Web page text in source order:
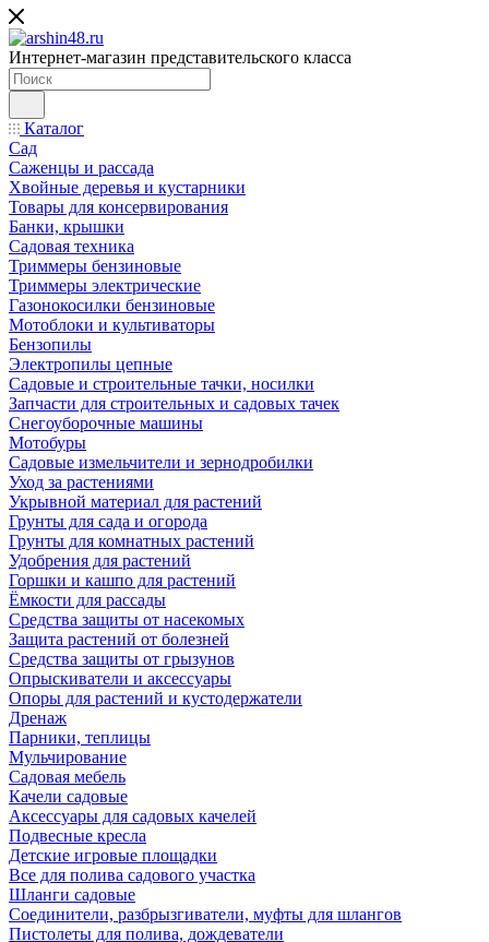
Интернет-магазин представительского класса
Каталог
Сад
Саженцы и рассада
Хвойные деревья и кустарники
Товары для консервирования
Банки, крышки
Садовая техника
Триммеры бензиновые
Триммеры электрические
Газонокосилки бензиновые
Мотоблоки и культиваторы
Бензопилы
Электропилы цепные
Садовые и строительные тачки, носилки
Запчасти для строительных и садовых тачек
Снегоуборочные машины
Мотобуры
Садовые измельчители и зернодробилки
Уход за растениями
Укрывной материал для растений
Грунты для сада и огорода
Грунты для комнатных растений
Удобрения для растений
Горшки и кашпо для растений
Ёмкости для рассады
Средства защиты от насекомых
Защита растений от болезней
Средства защиты от грызунов
Опрыскиватели и аксессуары
Опоры для растений и кустодержатели
Дренаж
Парники, теплицы
Мульчирование
Садовая мебель
Качели садовые
Аксессуары для садовых качелей
Подвесные кресла
Детские игровые площадки
Все для полива садового участка
Шланги садовые
Соединители, разбрызгиватели, муфты для шлангов
Пистолеты для полива, дождеватели